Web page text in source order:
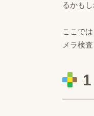
るかもし
ここで
メラ検